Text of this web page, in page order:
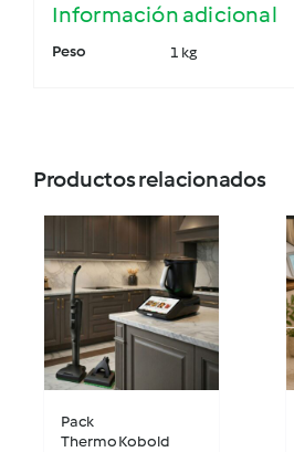
Información adicional
Peso 1 kg
Productos relacionados
Pack
ThermoKobold